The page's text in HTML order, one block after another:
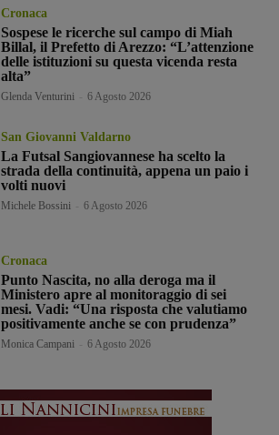
Cronaca
Sospese le ricerche sul campo di Miah
Billal, il Prefetto di Arezzo: “L’attenzione
delle istituzioni su questa vicenda resta
alta”
Glenda Venturini 6 Agosto 2026
San Giovanni Valdarno
La Futsal Sangiovannese ha scelto la
strada della continuità, appena un paio i
volti nuovi
Michele Bossini 6 Agosto 2026
Cronaca
Punto Nascita, no alla deroga ma il
Ministero apre al monitoraggio di sei
mesi. Vadi: “Una risposta che valutiamo
positivamente anche se con prudenza”
Monica Campani 6 Agosto 2026